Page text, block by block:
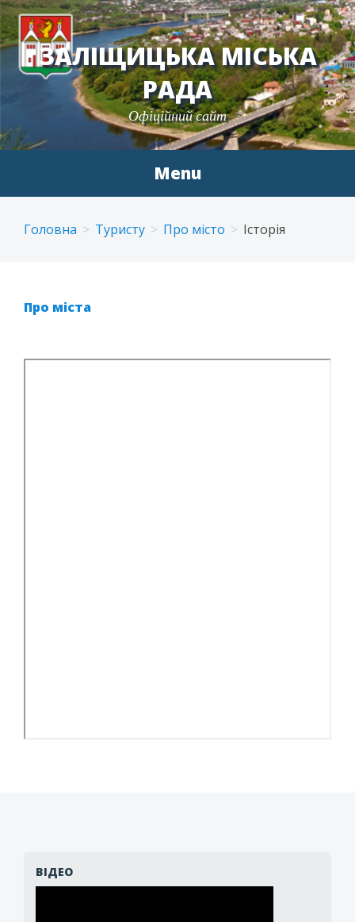
ЗАЛІЩИЦЬКА МІСЬКА
РАДА
Офіційний сайт
Menu
content
Головна Туристу Про місто Історія
Про міста
ВІДЕО